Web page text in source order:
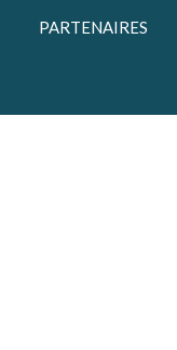
PARTENAIRES